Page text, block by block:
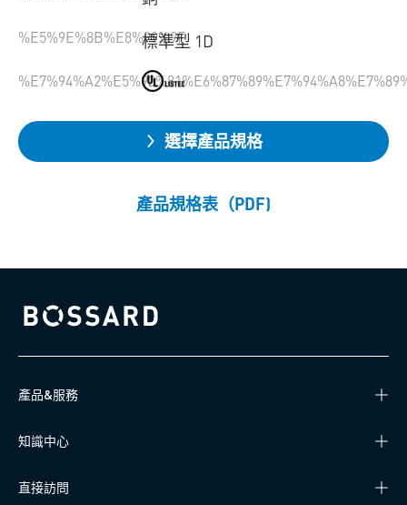
%E5%9E%8B%E8%99%9F
標準型 1D
選擇產品規格
產品規格表（PDF)
Bossard homepage
產品&服務
知識中心
直接訪問